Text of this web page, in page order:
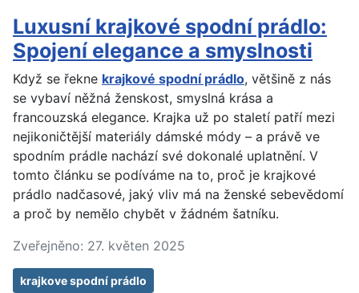
Luxusní krajkové spodní prádlo:
Spojení elegance a smyslnosti
Když se řekne krajkové spodní prádlo, většině z nás
se vybaví něžná ženskost, smyslná krása a
francouzská elegance. Krajka už po staletí patří mezi
nejikoničtější materiály dámské módy – a právě ve
spodním prádle nachází své dokonalé uplatnění. V
tomto článku se podíváme na to, proč je krajkové
prádlo nadčasové, jaký vliv má na ženské sebevědomí
a proč by nemělo chybět v žádném šatníku.
Zveřejněno: 27. květen 2025
krajkove spodní prádlo